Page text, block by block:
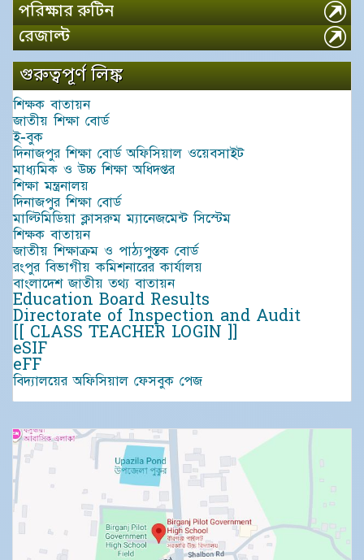
পরিক্ষার রুটিন
রেজাল্ট
গুরুত্বপূর্ণ লিঙ্ক
শিক্ষক বাতায়ন
জাতীয় শিক্ষা বোর্ড
ই-বুক
দিনাজপুর শিক্ষা বোর্ড অফিসিয়াল ওয়েবসাইট
মাধ্যমিক ও উচ্চ শিক্ষা অধিদপ্তর
শিক্ষা মন্ত্রনালয়
দিনাজপুর শিক্ষা বোর্ড
মাল্টিমিডিয়া ক্লাসরুম ম্যানেজমেন্ট সিস্টেম
শিক্ষক বাতায়ন
জাতীয় শিক্ষাক্রম ও পাঠ্যপুস্তক বোর্ড
রংপুর বিভাগীয় কমিশনারের কার্যালয়
বাংলাদেশ জাতীয় তথ্য বাতায়ন
Education Board Results
Directorate of Inspection and Audit
[[ CLASS TEACHER LOGIN ]]
eSIF
eFF
বিদ্যালয়ের অফিসিয়াল ফেসবুক পেজ